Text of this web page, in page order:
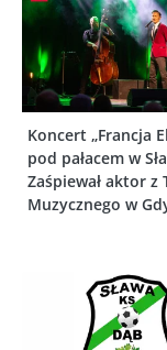
Koncert „Francja
pod pałacem w
Zaśpiewał aktor z
Muzycznego w